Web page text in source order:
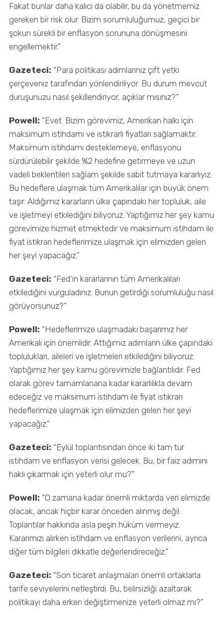
Fakat bunlar daha kalıcı da olabilir, bu da yönetmemiz
gereken bir risk olur. Bizim sorumluluğumuz, geçici bir
şokun sürekli bir enflasyon sorununa dönüşmesini
engellemektir.”
Gazeteci: “Para politikası adımlarınız çift yetki
çerçeveniz tarafından yönlendiriliyor. Bu durum mevcut
duruşunuzu nasıl şekillendiriyor, açıklar mısınız?”
Powell: “Evet. Bizim görevimiz, Amerikan halkı için
maksimum istihdamı ve istikrarlı fiyatları sağlamaktır.
Maksimum istihdamı desteklemeye, enflasyonu
sürdürülebilir şekilde %2 hedefine getirmeye ve uzun
vadeli beklentileri sağlam şekilde sabit tutmaya kararlıyız.
Bu hedeflere ulaşmak tüm Amerikalılar için büyük önem
taşır. Aldığımız kararların ülke çapındaki her topluluk, aile
ve işletmeyi etkilediğini biliyoruz. Yaptığımız her şey kamu
görevimize hizmet etmektedir ve maksimum istihdam ile
fiyat istikrarı hedeflerimize ulaşmak için elimizden gelen
her şeyi yapacağız.”
Gazeteci: “Fed’in kararlarının tüm Amerikalıları
etkilediğini vurguladınız. Bunun getirdiği sorumluluğu nasıl
görüyorsunuz?”
Powell: “Hedeflerimize ulaşmadaki başarımız her
Amerikalı için önemlidir. Attığımız adımların ülke çapındaki
toplulukları, aileleri ve işletmeleri etkilediğini biliyoruz.
Yaptığımız her şey kamu görevimizle bağlantılıdır. Fed
olarak görev tamamlanana kadar kararlılıkla devam
edeceğiz ve maksimum istihdam ile fiyat istikrarı
hedeflerimize ulaşmak için elimizden gelen her şeyi
yapacağız.”
Gazeteci: “Eylül toplantısından önce iki tam tur
istihdam ve enflasyon verisi gelecek. Bu, bir faiz adımını
haklı çıkarmak için yeterli olur mu?”
Powell: “O zamana kadar önemli miktarda veri elimizde
olacak, ancak hiçbir karar önceden alınmış değil.
Toplantılar hakkında asla peşin hüküm vermeyiz.
Kararımızı alırken istihdam ve enflasyon verilerini, ayrıca
diğer tüm bilgileri dikkatle değerlendireceğiz.”
Gazeteci: “Son ticaret anlaşmaları önemli ortaklarla
tarife seviyelerini netleştirdi. Bu, belirsizliği azaltarak
politikayı daha erken değiştirmenize yeterli olmaz mı?”